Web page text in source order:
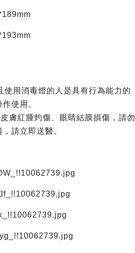
用消毒燈的人是具有行為能力的
使用。
膚紅腫灼傷、眼睛結膜損傷，請勿
請立即送醫。